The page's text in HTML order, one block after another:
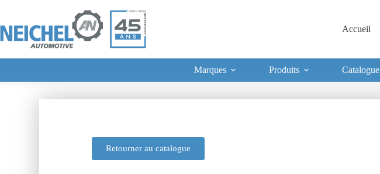
Accueil
Marques Produits Catalogue
Retourner au catalogue